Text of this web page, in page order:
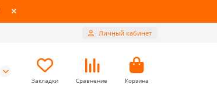
Личный кабинет
Закладки Сравнение Корзина